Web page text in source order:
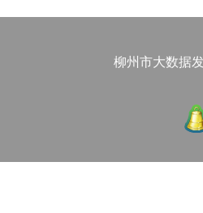
柳州市大数据